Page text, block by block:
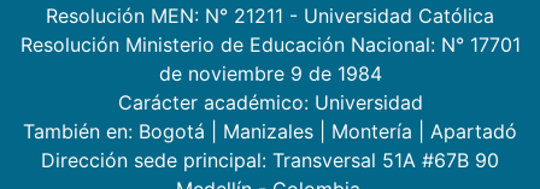
Resolución MEN: N° 21211 - Universidad Católica
Resolución Ministerio de Educación Nacional: N° 17701
de noviembre 9 de 1984
Carácter académico: Universidad
También en: Bogotá Manizales Montería
Apartadó
Dirección sede principal: Transversal 51A #67B 90